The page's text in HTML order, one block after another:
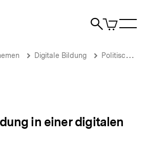
Suche
Artikel
im
Digitale Bildung Politische Bildung in einer digitalen Welt
in einer digitalen